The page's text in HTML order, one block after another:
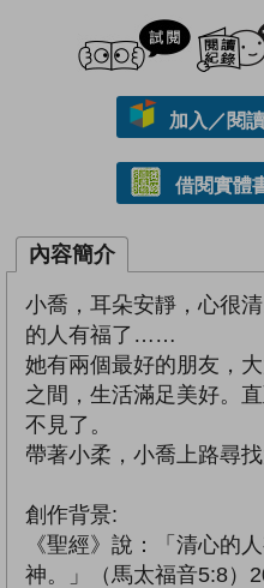
試閲
加入／閱
借閱實體
內容簡介
小喬，耳朵安靜，心很
的人有福了……
她有兩個最好的朋友，
之間，生活滿足美好。
不見了。
帶著小柔，小喬上路尋
創作背景:
《聖經》說：「清心的
神。」（馬太福音5:8）